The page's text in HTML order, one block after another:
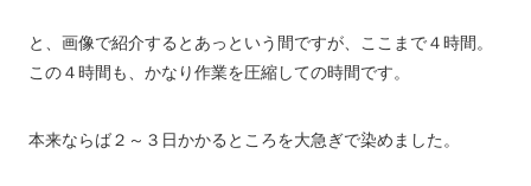
と、画像で紹介するとあっという間ですが、ここまで４時間。
この４時間も、かなり作業を圧縮しての時間です。
本来ならば２～３日かかるところを大急ぎで染めました。